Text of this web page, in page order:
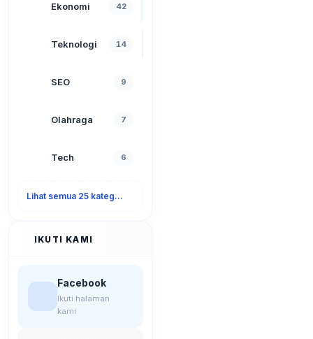
Ekonomi 42
Teknologi 14
SEO 9
Olahraga 7
Tech 6
Lihat semua 25 kategori
IKUTI KAMI
Facebook
Ikuti halaman
kami